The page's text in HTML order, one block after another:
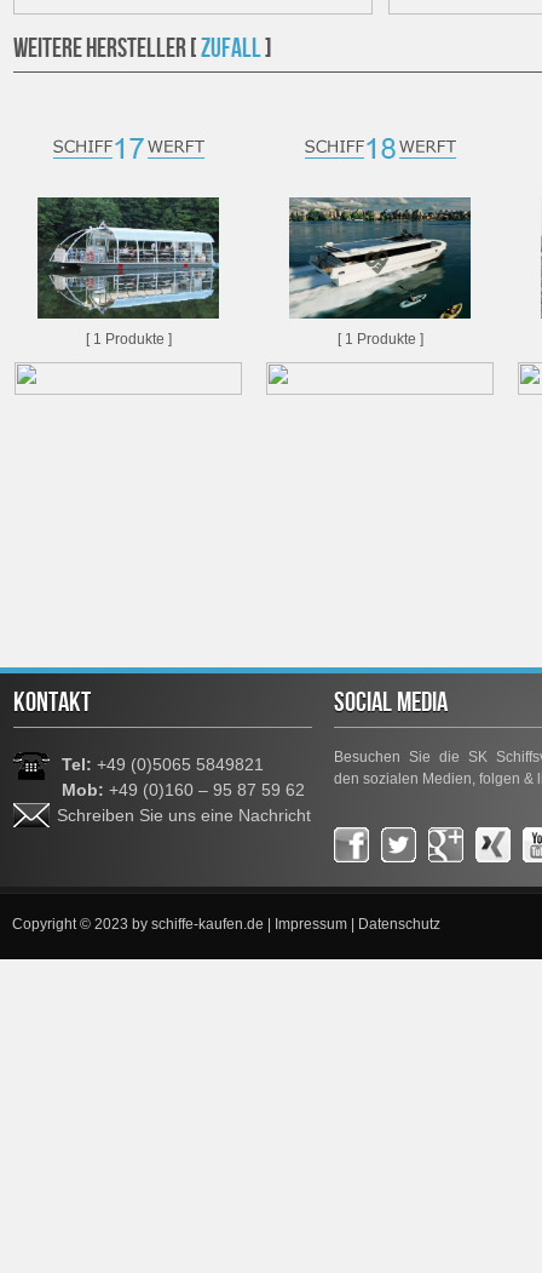
WEITERE HERSTELLER [ZUFALL]
[ 1 Produkte ] [ 1 Produkte ]
KONTAKT
Tel: +49 (0)5065 5849821
Mob: +49 (0)160 – 95 87 59 62
Schreiben Sie uns eine Nachricht
SOCIAL MEDIA
Besuchen Sie die SK
den sozialen Medien, folgen &
Copyright © 2023 by schiffe-kaufen.de Impressum Datenschutz